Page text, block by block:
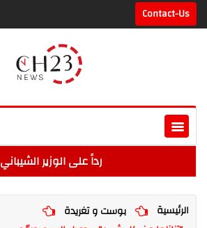
Contact-Us
رداً على الوزير الشيباني
الرئيسية
بوست و تغريدة